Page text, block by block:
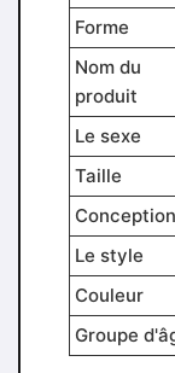
Forme
Nom du
produit
Le sexe
Taille
Conception
Le style
Couleur
Groupe